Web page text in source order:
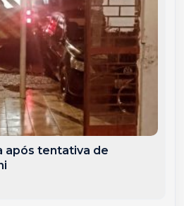
após tentativa de